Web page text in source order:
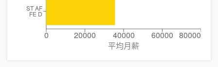
0 20000 40000 60000 80000
平均月薪
ST AF
FE D